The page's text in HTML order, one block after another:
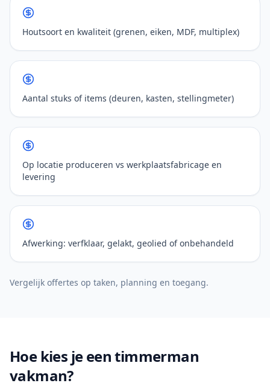
Houtsoort en kwaliteit (grenen, eiken, MDF, multiplex)
Aantal stuks of items (deuren, kasten, stellingmeter)
Op locatie produceren vs werkplaatsfabricage en
levering
Afwerking: verfklaar, gelakt, geolied of onbehandeld
Vergelijk offertes op taken, planning en toegang.
Hoe kies je een timmerman
vakman?